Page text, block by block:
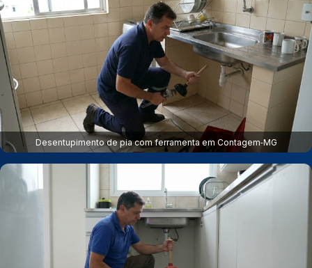
Desentupimento de pia com ferramenta em Contagem‑MG